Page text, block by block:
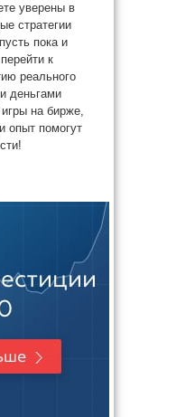
уверены в
стратегии
пока и
к
реального
деньгами
на бирже,
опыт помогут